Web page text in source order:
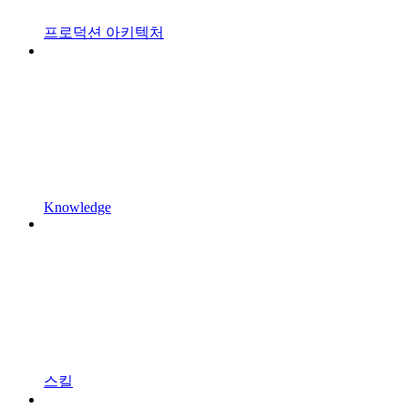
프로덕션 아키텍처
Knowledge
스킬